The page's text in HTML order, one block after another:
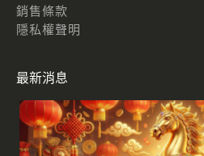
銷售條款
隱私權聲明
最新消息